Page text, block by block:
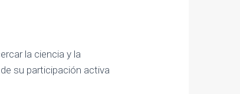
la ciencia y la
su participación activa